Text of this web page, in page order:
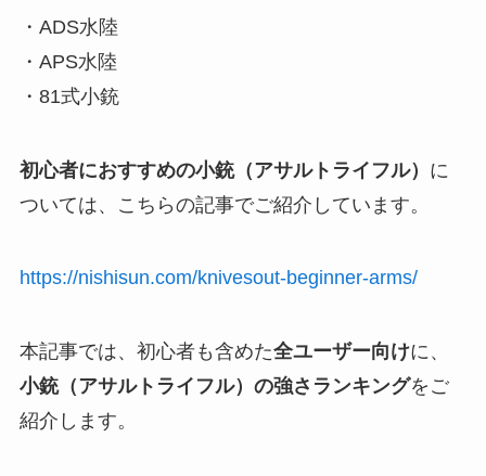
・ADS水陸
・APS水陸
・81式小銃
初心者におすすめの小銃（アサルトライフル） に
ついては、こちらの記事でご紹介しています。
https://nishisun.com/knivesout-beginner-arms/
本記事では、初心者も含めた全ユーザー向けに、
小銃（アサルトライフル）の強さランキングをご
紹介します。